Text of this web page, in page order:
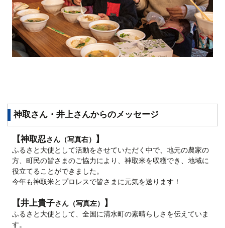
神取さん・井上さんからのメッセージ
【神取忍さん（写真右） 】
ふるさと大使として活動をさせていただく中で、地元の農家の
方、町民の皆さまのご協力により、神取米を収穫でき、地域に
役立てることができました。
今年も神取米とプロレスで皆さまに元気を送ります！
【井上貴子さん（写真左） 】
ふるさと大使として、全国に清水町の素晴らしさを伝えていま
す。